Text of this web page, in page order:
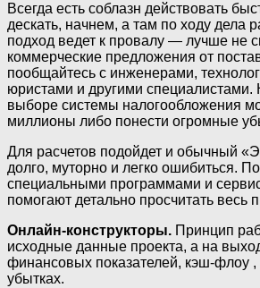
Всегда есть соблазн действовать
дескать, начнем, а там по ходу дела
подход ведет к провалу — лучше не
коммерческие предложения от
пообщайтесь с инженерами,
юристами и другими
выборе системы налогообложения
миллионы либо понести огромные
Для расчетов подойдет и обычный
долго, муторно и легко ошибиться.
специальными программами и
помогают детально просчитать весь
Онлайн-конструкторы. Принцип
исходные данные проекта, а на
финансовых показателей, кэш-флоу ,
убытках.